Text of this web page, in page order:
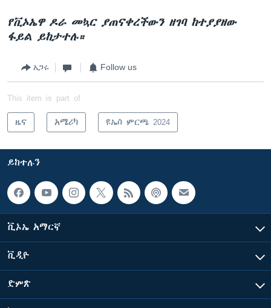
የቪኦኤዋ ዶራ መኳር ያጠናቀረችውን ዘገባ ከተያያዘው
ፋይል ይከታተሉ።
አጋሩ Follow us
This item is part of
ዜና አሜሪካ ዩኤስ ምርጫ 2024
ይከተሉን
ቪኦኤ አማርኛ
ቪዲዮ
ድምጽ